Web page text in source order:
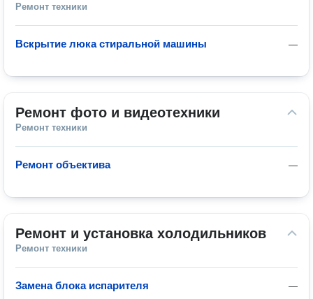
Ремонт техники
—
Вскрытие люка стиральной машины
Ремонт фото и видеотехники
Ремонт техники
—
Ремонт объектива
Ремонт и установка холодильников
Ремонт техники
—
Замена блока испарителя